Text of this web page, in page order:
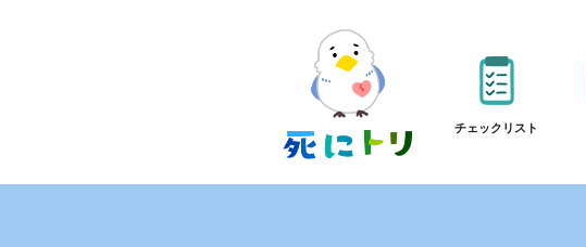
チェックリスト